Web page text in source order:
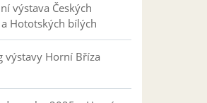
výstava Českých
Hototských bílých
výstavy Horní Bříza